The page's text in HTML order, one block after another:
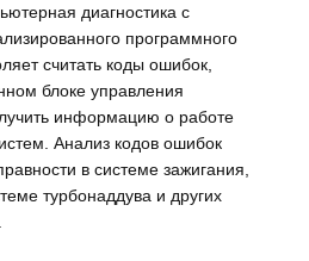
диагностика с
программного
считать коды ошибок,
блоке управления
информацию о работе
Анализ кодов ошибок
в системе зажигания,
турбонаддува и других